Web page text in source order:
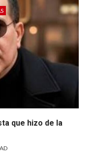
que hizo de la